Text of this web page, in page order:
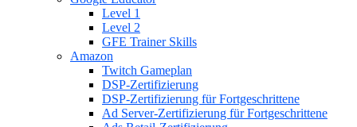
Level 1
Level 2
GFE Trainer Skills
Amazon
Twitch Gameplan
DSP-Zertifizierung
DSP-Zertifizierung für Fortgeschrittene
Ad Server-Zertifizierung für Fortgeschrittene